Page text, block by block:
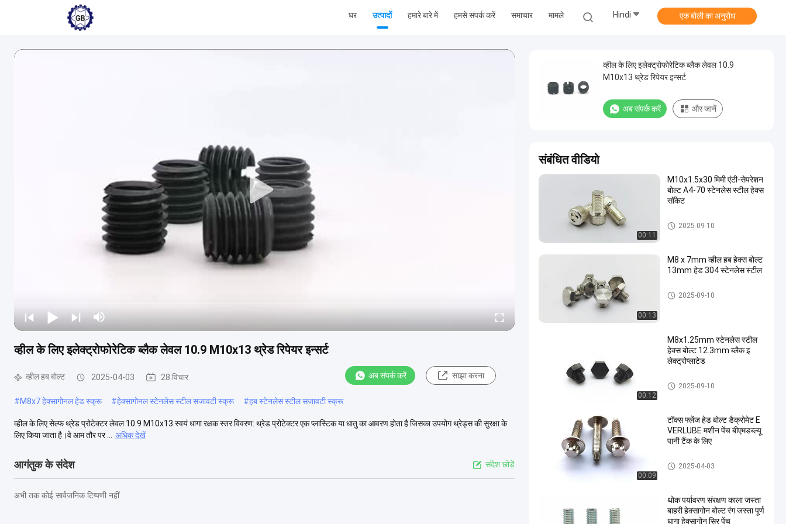
घर उत्पादों हमारे बारे में हमसे संपर्क करें समाचार मामले Hindi एक बोली का अनुरोध
व्हील के लिए इलेक्ट्रोफोरेटिक ब्लैक लेवल 10.9 M10x13 थ्रेड रिपेयर इन्सर्ट
व्हील हब बोल्ट 2025-04-03 28 विचार अब संपर्क करें साझा करना
#M8x7 हेक्सागोनल हेड स्क्रू #हेक्सागोनल स्टेनलेस स्टील सजावटी स्क्रू #हब स्टेनलेस स्टील सजावटी स्क्रू
व्हील के लिए सेल्फ थ्रेड प्रोटेक्टर लेवल 10.9 M10x13 स्वयं धागा रक्षक स्तर विवरण: थ्रेड प्रोटेक्टर एक प्लास्टिक या धातु का आवरण होता है जिसका उपयोग थ्रेड्स की सुरक्षा के
लिए किया जाता है।वे आम तौर पर ...
अधिक देखें
आगंतुक के संदेश संदेश छोड़ें
अभी तक कोई सार्वजनिक टिप्पणी नहीं
व्हील के लिए इलेक्ट्रोफोरेटिक ब्लैक लेवल 10.9
M10x13 थ्रेड रिपेयर इन्सर्ट
अब संपर्क करें और जानें
संबंधित वीडियो
00:11
M10x1.5x30 मिमी एंटी-सेपरेशन
बोल्ट A4-70 स्टेनलेस स्टील हेक्स
सॉकेट
व्हील हब बोल्ट
2025-09-10
00:13
M8 x 7mm व्हील हब हेक्स बोल्ट
13mm हेड 304 स्टेनलेस स्टील
व्हील हब बोल्ट
2025-09-10
00:12
M8x1.25mm स्टेनलेस स्टील
हेक्स बोल्ट 12.3mm ब्लैक इ
लेक्ट्रोप्लाटेड
व्हील हब बोल्ट
2025-09-10
00:09
टॉक्स फ्लेंज हेड बोल्ट डैक्रोमेट E
VERLUBE मशीन पेंच बीएमडब्ल्यू
पानी टैंक के लिए
व्हील हब बोल्ट
2025-04-03
थोक पर्यावरण संरक्षण काला जस्ता
बाहरी हेक्सागोन बोल्ट रंग जस्ता पूर्ण
धागा हेक्सागोन सिर पेंच